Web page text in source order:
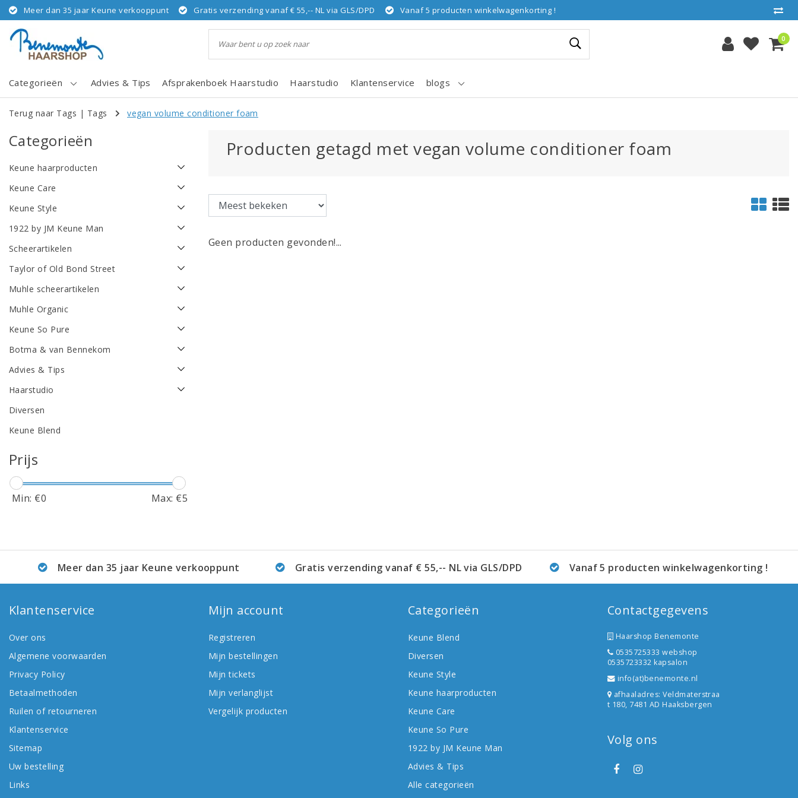
Meer dan 35 jaar Keune verkooppunt Gratis verzending vanaf € 55,-- NL via GLS/DPD Vanaf 5 producten winkelwagenkorting !
0
Categorieën Advies & Tips Afsprakenboek Haarstudio Haarstudio Klantenservice blogs
Terug naar Tags | Tags vegan volume conditioner foam
Categorieën
Keune haarproducten
Keune Care
Keune Style
1922 by JM Keune Man
Scheerartikelen
Taylor of Old Bond Street
Muhle scheerartikelen
Muhle Organic
Keune So Pure
Botma & van Bennekom
Advies & Tips
Haarstudio
Diversen
Keune Blend
Prijs
Min: €0 Max: €5
Producten getagd met vegan volume conditioner foam
Geen producten gevonden!...
Meer dan 35 jaar Keune verkooppunt Gratis verzending vanaf € 55,-- NL via GLS/DPD Vanaf 5 producten winkelwagenkorting !
Klantenservice
Over ons
Algemene voorwaarden
Privacy Policy
Betaalmethoden
Ruilen of retourneren
Klantenservice
Sitemap
Uw bestelling
Links
Mijn account
Registreren
Mijn bestellingen
Mijn tickets
Mijn verlanglijst
Vergelijk producten
Categorieën
Keune Blend
Diversen
Keune Style
Keune haarproducten
Keune Care
Keune So Pure
1922 by JM Keune Man
Advies & Tips
Alle categorieën
Contactgegevens
Haarshop Benemonte
0535725333 webshop
0535723332 kapsalon
info(at)benemonte.nl
afhaaladres: Veldmaterstraa
t 180, 7481 AD Haaksbergen
Volg ons